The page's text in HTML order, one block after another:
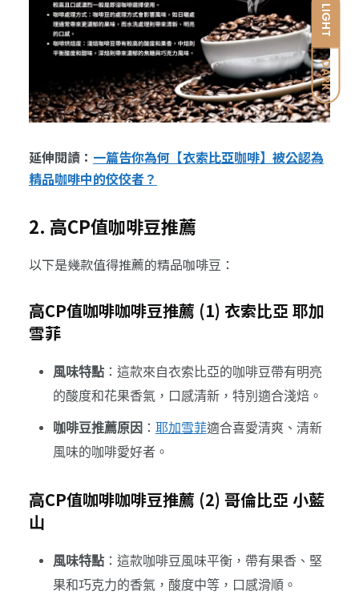
LIGHT
DARK
延伸閱讀： 一篇告你為何【衣索比亞咖啡】被公認為
精品咖啡中的佼佼者？
2. 高CP值咖啡豆推薦
以下是幾款值得推薦的精品咖啡豆：
高CP值咖啡咖啡豆推薦 (1) 衣索比亞 耶加
雪菲
風味特點：這款來自衣索比亞的咖啡豆帶有明亮
的酸度和花果香氣，口感清新，特別適合淺焙。
咖啡豆推薦原因 ： 耶加雪菲適合喜愛清爽、清新
風味的咖啡愛好者。
高CP值咖啡咖啡豆推薦 (2) 哥倫比亞 小藍
山
風味特點：這款咖啡豆風味平衡，帶有果香、堅
果和巧克力的香氣，酸度中等，口感滑順。